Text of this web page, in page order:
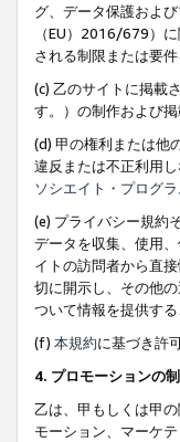
グ、データ保護およ
（EU）2016/679）
される制限または要
(c) 乙のサイトに掲載
す。）の制作および
(d) 甲の権利または他
違反または不正利用
ソシエイト・プログ
(e) プライバシー規約
データを収集、使用
イトの訪問者から直
切に開示し、その他
ついて情報を提供す
(f) 本規約に基づき許
4. プロモーションの
乙は、甲もしくは甲
モーション、マーケ